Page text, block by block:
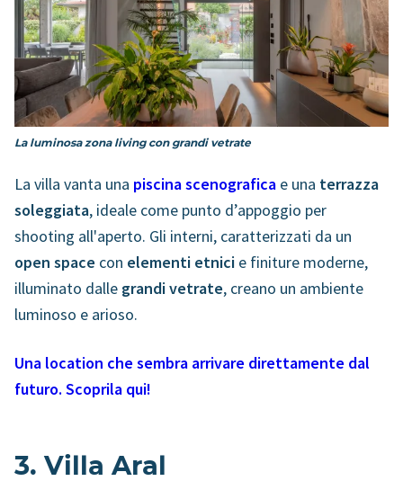
La luminosa zona living con grandi vetrate
La villa vanta una piscina scenografica e una terrazza
soleggiata, ideale come punto d’appoggio per
shooting all'aperto. Gli interni, caratterizzati da un
open space con elementi etnici e finiture moderne,
illuminato dalle grandi vetrate, creano un ambiente
luminoso e arioso.
Una location che sembra arrivare direttamente dal
futuro. Scoprila qui!
3. Villa Aral